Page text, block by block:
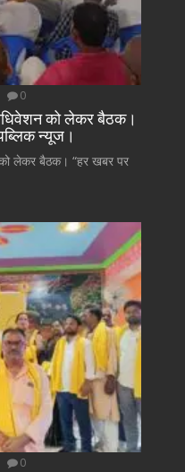
0
को लेकर बैठक।
न्यूज।
लेकर बैठक। “हर खबर पर
0